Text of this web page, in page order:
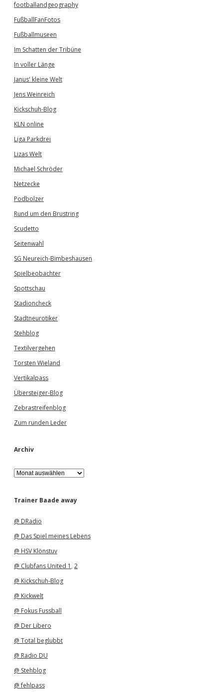
footballandgeography
FußballFanFotos
Fußballmuseen
Im Schatten der Tribüne
In voller Länge
Janus' kleine Welt
Jens Weinreich
Kickschuh-Blog
KLN online
Liga Parkdrei
Lizas Welt
Michael Schröder
Netzecke
Podbolzer
Rund um den Brustring
Scudetto
Seitenwahl
SG Neureich-Bimbeshausen
Spielbeobachter
Spottschau
Stadioncheck
Stadtneurotiker
Stehblog
Textilvergehen
Torsten Wieland
Vertikalpass
Übersteiger-Blog
Zebrastreifenblog
Zum runden Leder
Archiv
A
r
h
Trainer Baade away
@ DRadio
@ Das Spiel meines Lebens
@ HSV Klönstuv
@ Clubfans United 1 , 2
@ Kickschuh-Blog
@ Kickwelt
@ Fokus Fussball
@ Der Libero
@ Total beglubbt
@ Radio DU
@ Stehblog
@ fehlpass